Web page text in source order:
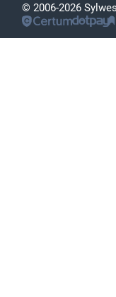
© 2006-2026